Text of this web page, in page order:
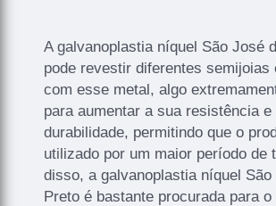
A galvanoplastia níquel São José
pode revestir diferentes semijoias
com esse metal, algo
para aumentar a sua resistência e
durabilidade, permitindo que o
utilizado por um maior período de
disso, a galvanoplastia níquel
Preto é bastante procurada para o